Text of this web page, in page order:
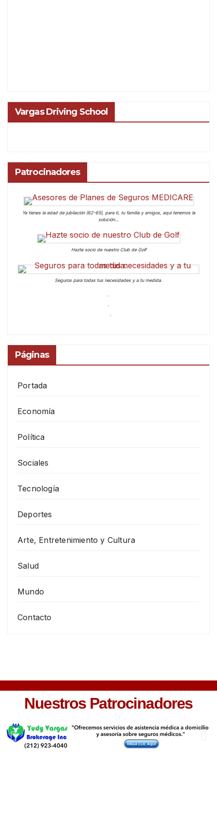
Vargas Driving School
Patrocinadores
Ya tienes la edad de jubilación (62-65), para ti, tu familia y amigos, aquí tenemos la
solución…
Hazte socio de nuestro Club de Golf
Seguros para todas tus necesidades y a tu medida.
Páginas
Portada
Economía
Política
Sociales
Tecnología
Deportes
Arte, Entretenimiento y Cultura
Salud
Mundo
Contacto
Nuestros Patrocinadores